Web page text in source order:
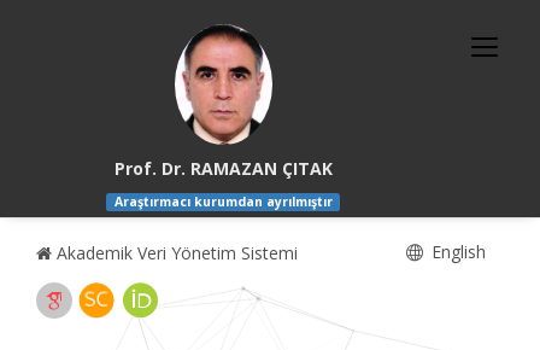
Prof. Dr. RAMAZAN ÇITAK
Araştırmacı kurumdan ayrılmıştır
Akademik Veri Yönetim Sistemi English